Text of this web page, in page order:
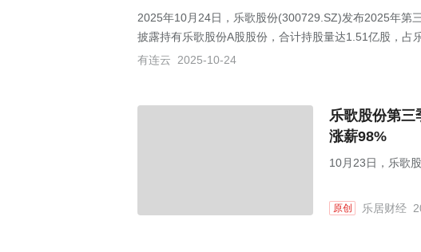
2025年10月24日，乐歌股份(300729.SZ)发布2025年第
披露持有乐歌股份A股股份，合计持股量达1.51亿股，占
有连云
2025-10-24
乐歌股份第三
涨薪98%
10月23日，乐歌
原创 乐居财经